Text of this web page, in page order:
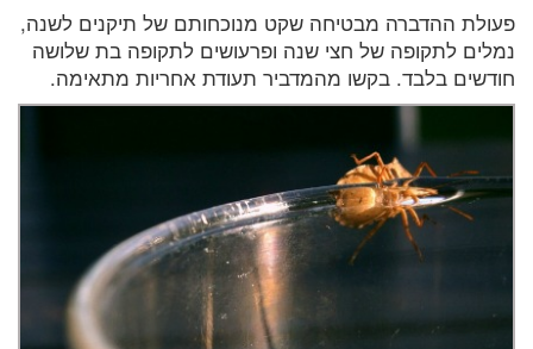
פעולת ההדברה מבטיחה שקט מנוכחותם של תיקנים לשנה,
נמלים לתקופה של חצי שנה ופרעושים לתקופה בת שלושה
חודשים בלבד. בקשו מהמדביר תעודת אחריות מתאימה.